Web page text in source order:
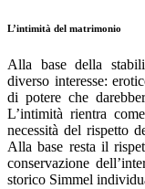
L’intimità del matrimonio
Alla base della
diverso interesse:
di potere che
L’intimità rientra
necessità del rispetto
Alla base resta il
conservazione
storico Simmel